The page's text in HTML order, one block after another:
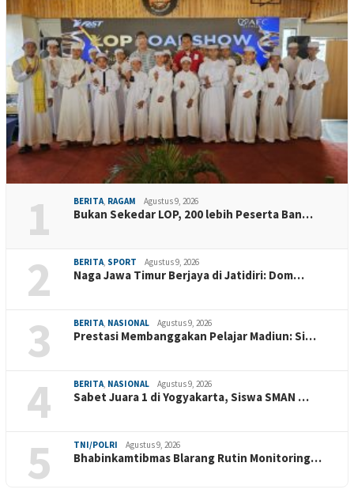
1 BERITA, RAGAM Agustus 9, 2026
Bukan Sekedar LOP, 200 lebih Peserta Ban…
2 BERITA, SPORT Agustus 9, 2026
Naga Jawa Timur Berjaya di Jatidiri: Dom…
3 BERITA, NASIONAL Agustus 9, 2026
Prestasi Membanggakan Pelajar Madiun: Si…
4 BERITA, NASIONAL Agustus 9, 2026
Sabet Juara 1 di Yogyakarta, Siswa SMAN …
5 TNI/POLRI Agustus 9, 2026
Bhabinkamtibmas Blarang Rutin Monitoring…